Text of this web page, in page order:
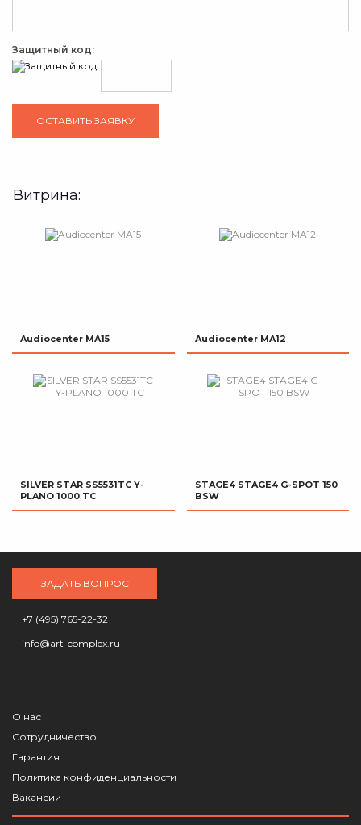
Защитный код:
Витрина:
Audiocenter MA15 Audiocenter MA12
SILVER STAR SS5531TC Y-
PLANO 1000 TC
STAGE4 STAGE4 G-SPOT 150
BSW
ЗАДАТЬ ВОПРОС
+7 (495) 765-22-32
info@art-complex.ru
О нас
Сотрудничество
Гарантия
Политика конфиденциальности
Вакансии